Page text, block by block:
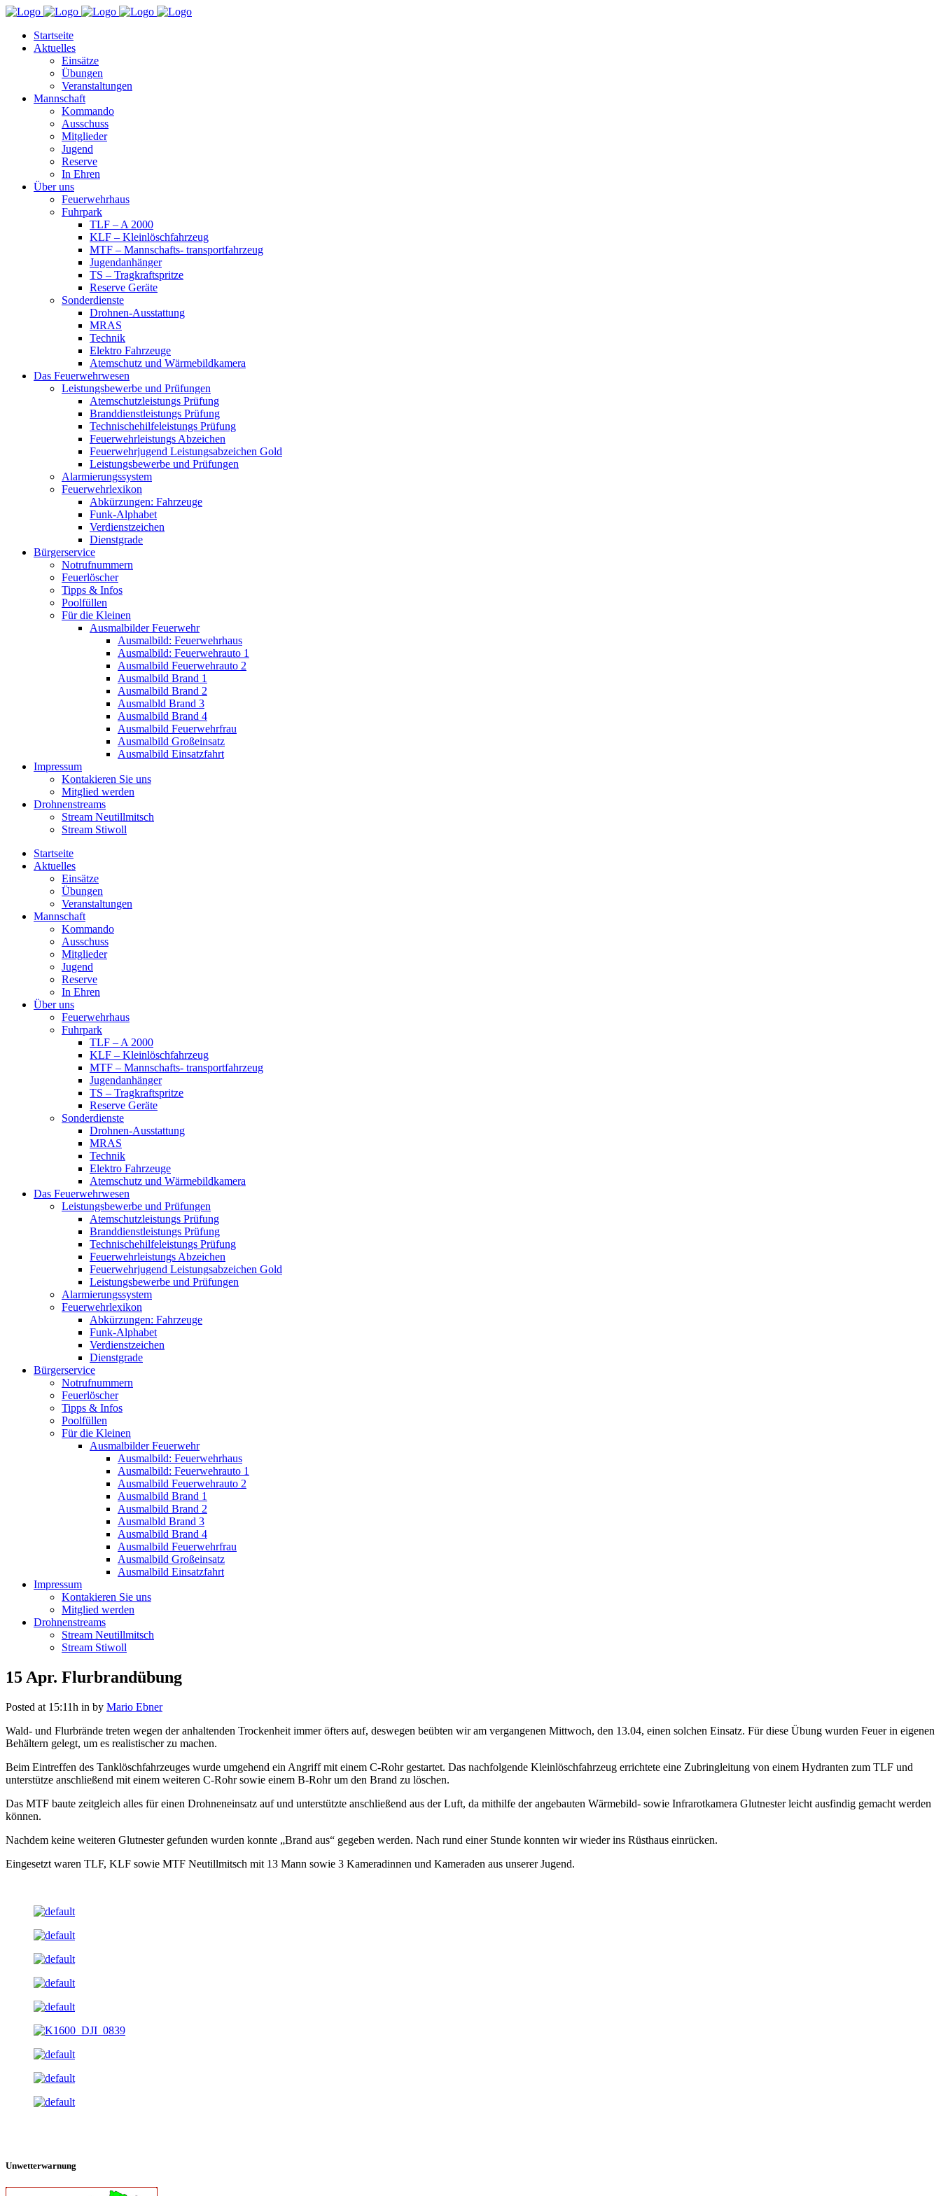
Startseite
Aktuelles
Einsätze
Übungen
Veranstaltungen
Mannschaft
Kommando
Ausschuss
Mitglieder
Jugend
Reserve
In Ehren
Über uns
Feuerwehrhaus
Fuhrpark
TLF – A 2000
KLF – Kleinlöschfahrzeug
MTF – Mannschafts- transportfahrzeug
Jugendanhänger
TS – Tragkraftspritze
Reserve Geräte
Sonderdienste
Drohnen-Ausstattung
MRAS
Technik
Elektro Fahrzeuge
Atemschutz und Wärmebildkamera
Das Feuerwehrwesen
Leistungsbewerbe und Prüfungen
Atemschutzleistungs Prüfung
Branddienstleistungs Prüfung
Technischehilfeleistungs Prüfung
Feuerwehrleistungs Abzeichen
Feuerwehrjugend Leistungsabzeichen Gold
Leistungsbewerbe und Prüfungen
Alarmierungssystem
Feuerwehrlexikon
Abkürzungen: Fahrzeuge
Funk-Alphabet
Verdienstzeichen
Dienstgrade
Bürgerservice
Notrufnummern
Feuerlöscher
Tipps & Infos
Poolfüllen
Für die Kleinen
Ausmalbilder Feuerwehr
Ausmalbild: Feuerwehrhaus
Ausmalbild: Feuerwehrauto 1
Ausmalbild Feuerwehrauto 2
Ausmalbild Brand 1
Ausmalbild Brand 2
Ausmalbld Brand 3
Ausmalbild Brand 4
Ausmalbild Feuerwehrfrau
Ausmalbild Großeinsatz
Ausmalbild Einsatzfahrt
Impressum
Kontakieren Sie uns
Mitglied werden
Drohnenstreams
Stream Neutillmitsch
Stream Stiwoll
Startseite
Aktuelles
Einsätze
Übungen
Veranstaltungen
Mannschaft
Kommando
Ausschuss
Mitglieder
Jugend
Reserve
In Ehren
Über uns
Feuerwehrhaus
Fuhrpark
TLF – A 2000
KLF – Kleinlöschfahrzeug
MTF – Mannschafts- transportfahrzeug
Jugendanhänger
TS – Tragkraftspritze
Reserve Geräte
Sonderdienste
Drohnen-Ausstattung
MRAS
Technik
Elektro Fahrzeuge
Atemschutz und Wärmebildkamera
Das Feuerwehrwesen
Leistungsbewerbe und Prüfungen
Atemschutzleistungs Prüfung
Branddienstleistungs Prüfung
Technischehilfeleistungs Prüfung
Feuerwehrleistungs Abzeichen
Feuerwehrjugend Leistungsabzeichen Gold
Leistungsbewerbe und Prüfungen
Alarmierungssystem
Feuerwehrlexikon
Abkürzungen: Fahrzeuge
Funk-Alphabet
Verdienstzeichen
Dienstgrade
Bürgerservice
Notrufnummern
Feuerlöscher
Tipps & Infos
Poolfüllen
Für die Kleinen
Ausmalbilder Feuerwehr
Ausmalbild: Feuerwehrhaus
Ausmalbild: Feuerwehrauto 1
Ausmalbild Feuerwehrauto 2
Ausmalbild Brand 1
Ausmalbild Brand 2
Ausmalbld Brand 3
Ausmalbild Brand 4
Ausmalbild Feuerwehrfrau
Ausmalbild Großeinsatz
Ausmalbild Einsatzfahrt
Impressum
Kontakieren Sie uns
Mitglied werden
Drohnenstreams
Stream Neutillmitsch
Stream Stiwoll
15 Apr. Flurbrandübung
Posted at 15:11h in by Mario Ebner
Wald- und Flurbrände treten wegen der anhaltenden Trockenheit immer öfters auf, deswegen beübten wir am vergangenen Mittwoch, den 13.04, einen solchen Einsatz. Für diese Übung wurden Feuer in eigenen
Behältern gelegt, um es realistischer zu machen.
Beim Eintreffen des Tanklöschfahrzeuges wurde umgehend ein Angriff mit einem C-Rohr gestartet. Das nachfolgende Kleinlöschfahrzeug errichtete eine Zubringleitung von einem Hydranten zum TLF und
unterstütze anschließend mit einem weiteren C-Rohr sowie einem B-Rohr um den Brand zu löschen.
Das MTF baute zeitgleich alles für einen Drohneneinsatz auf und unterstützte anschließend aus der Luft, da mithilfe der angebauten Wärmebild- sowie Infrarotkamera Glutnester leicht ausfindig gemacht werden
können.
Nachdem keine weiteren Glutnester gefunden wurden konnte „Brand aus“ gegeben werden. Nach rund einer Stunde konnten wir wieder ins Rüsthaus einrücken.
Eingesetzt waren TLF, KLF sowie MTF Neutillmitsch mit 13 Mann sowie 3 Kameradinnen und Kameraden aus unserer Jugend.
Unwetterwarnung